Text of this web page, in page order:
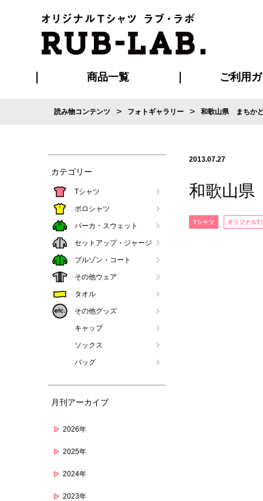
商品一覧 ご利用
ご利用ガ
はじめて
再注文の
お支払い方法
割引まとめ
発送・特急サー
版の保管期限
よくある
読み物コンテンツ > フォトギャラリー > 和歌山県 まちか
カテゴリー
Tシャツ
ポロシャツ
パーカ・スウェット
セットアップ・ジャージ
ブルゾン・コート
その他ウェア
タオル
その他グッズ
キャップ
ソックス
バッグ
月刊アーカイブ
2026年
2025年
2024年
2023年
2013.07.27
和歌山
Tシャツ オリジナルT